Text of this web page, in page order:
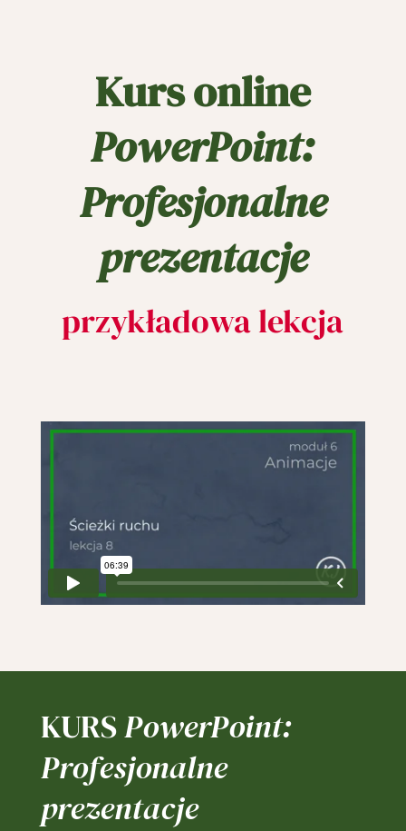
Kurs online
PowerPoint:
Profesjonalne
prezentacje
przykładowa lekcja
KURSPowerPoint:
Profesjonalne
prezentacje